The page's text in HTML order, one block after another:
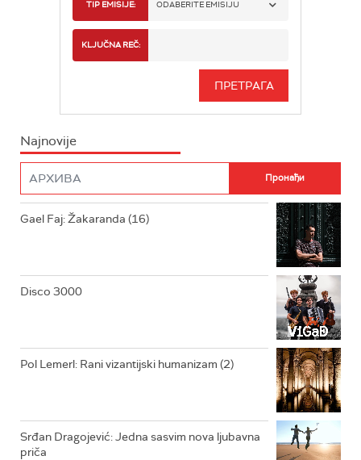
RADIO BEOGRAD 3
RADIO ROKENROLER
RADIO DŽEZER
TIP EMISIJE: ODABERITE EMISIJU
KLJUČNA REČ:
Najnovije
Gael Faj: Žakaranda (16)
Disco 3000
Pol Lemerl: Rani vizantijski humanizam (2)
Srđan Dragojević: Jedna sasvim nova ljubavna
priča